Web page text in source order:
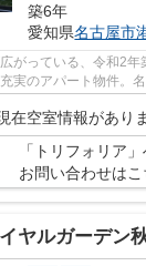
築6年
愛知県名古屋市
がっている、令和2
実のアパート物件。
ｏｌｌｅｃｔ...
在空室情報があり
「トリフォリア
お問い合わせはこ
ヤルガーデン